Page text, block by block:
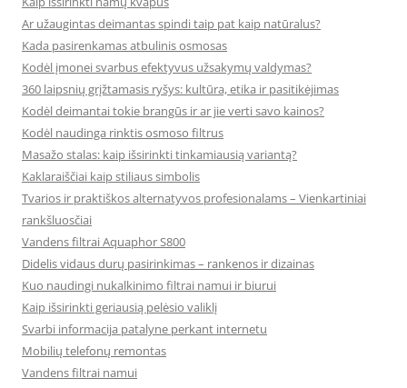
Ar užaugintas deimantas spindi taip pat kaip natūralus?
Kada pasirenkamas atbulinis osmosas
Kodėl įmonei svarbus efektyvus užsakymų valdymas?
360 laipsnių grįžtamasis ryšys: kultūra, etika ir pasitikėjimas
Kodėl deimantai tokie brangūs ir ar jie verti savo kainos?
Kodėl naudinga rinktis osmoso filtrus
Masažo stalas: kaip išsirinkti tinkamiausią variantą?
Kaklaraiščiai kaip stiliaus simbolis
Tvarios ir praktiškos alternatyvos profesionalams – Vienkartiniai
rankšluosčiai
Vandens filtrai Aquaphor S800
Didelis vidaus durų pasirinkimas – rankenos ir dizainas
Kuo naudingi nukalkinimo filtrai namui ir biurui
Kaip išsirinkti geriausią pelėsio valiklį
Svarbi informacija patalyne perkant internetu
Mobilių telefonų remontas
Vandens filtrai namui